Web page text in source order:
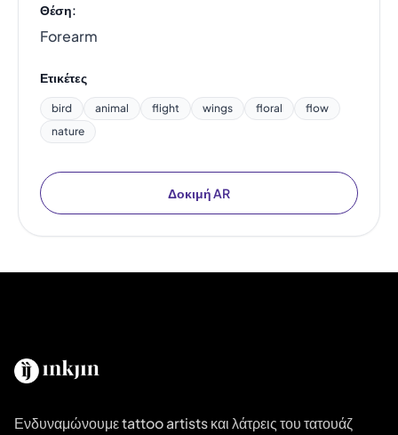
Θέση:
Forearm
Ετικέτες
bird animal flight wings floral
flow
nature
Δοκιμή AR
Ενδυναμώνουμε tattoo artists και λάτρεις του τατουάζ